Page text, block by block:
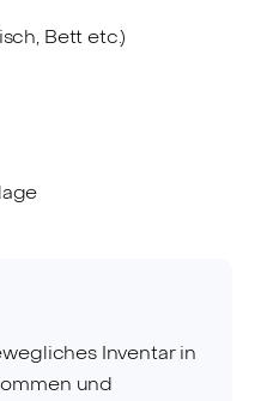
Bett etc.)
Inventar in
und